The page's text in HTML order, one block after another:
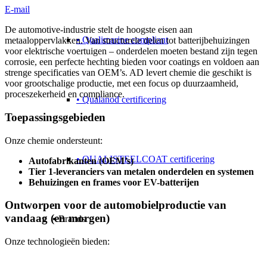
• Qualimarine compliant
• Qualanod certificering
• QUALISTEELCOAT certificering
• Brands
E-mail
De automotive-industrie stelt de hoogste eisen aan
metaaloppervlakken. Van structurele delen tot batterijbehuizingen
voor elektrische voertuigen – onderdelen moeten bestand zijn tegen
corrosie, een perfecte hechting bieden voor coatings en voldoen aan
strenge specificaties van OEM’s. AD levert chemie die geschikt is
voor grootschalige productie, met een focus op duurzaamheid,
proceszekerheid en compliance.
Toepassingsgebieden
Onze chemie ondersteunt:
Autofabrikanten (OEM’s)
Tier 1-leveranciers van metalen onderdelen en systemen
Behuizingen en frames voor EV-batterijen
Ontworpen voor de automobielproductie van
vandaag (en morgen)
Onze technologieën bieden: